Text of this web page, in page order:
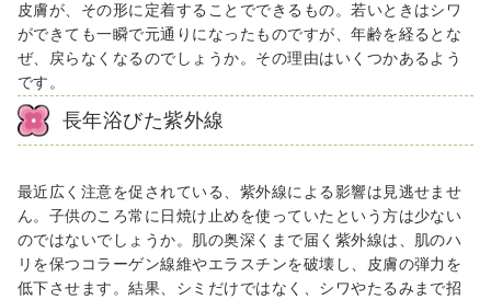
皮膚が、その形に定着することでできるもの。若いときはシワ
ができても一瞬で元通りになったものですが、年齢を経るとな
ぜ、戻らなくなるのでしょうか。その理由はいくつかあるよう
です。
長年浴びた紫外線
最近広く注意を促されている、紫外線による影響は見逃せませ
ん。子供のころ常に日焼け止めを使っていたという方は少ない
のではないでしょうか。肌の奥深くまで届く紫外線は、肌のハ
リを保つコラーゲン線維やエラスチンを破壊し、皮膚の弾力を
低下させます。結果、シミだけではなく、シワやたるみまで招